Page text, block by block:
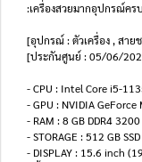
:เครื่องสวยมากอุปกรณ์คร
[อุปกรณ์ : ตัวเครื่อง , สาย
[ประกันศูนย์ : 05/06/
- CPU : Intel Core i5-
- GPU : NVIDIA GeForce
- RAM : 8 GB DDR4
- STORAGE : 512 GB
- DISPLAY : 15.6 inch